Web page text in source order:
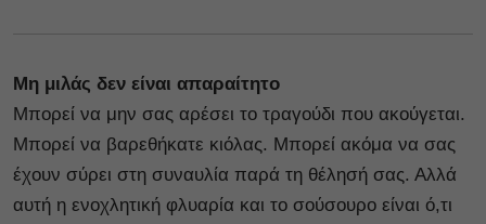
Μη μιλάς δεν είναι απαραίτητο
Μπορεί να μην σας αρέσει το τραγούδι που ακούγεται.
Μπορεί να βαρεθήκατε κιόλας. Μπορεί ακόμα να σας
έχουν σύρει στη συναυλία παρά τη θέλησή σας. Αλλά
αυτή η ενοχλητική φλυαρία και το σούσουρο είναι ό,τι